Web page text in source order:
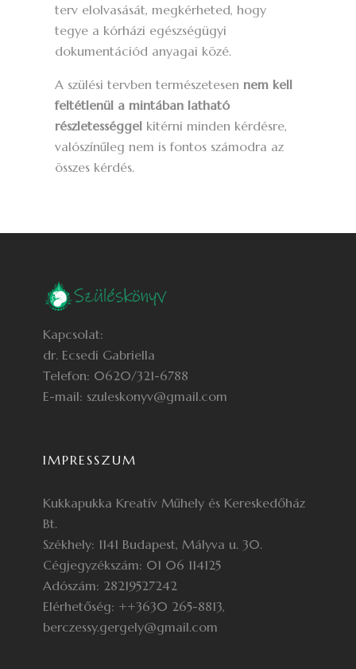
terv elolvasását, megkérheted, hogy
tegye a kórházi egészségügyi
dokumentációd anyagai közé.
A szülési tervben természetesen nem kell
feltétlenül a mintában latható
részletességgel kitérni minden kérdésre,
valószínűleg nem is fontos számodra az
összes kérdés.
Kapcsolat:
dr. Ecsedi Gabriella
Telefon: 0620/321-6788
E-mail: szuleskonyv@gmail.com
IMPRESSZUM
Kukkapukka Kreatív Műhely és Kereskedőház
Bt.
Székhely: 1141 Budapest, Mályva u. 30.
Cégjegyzékszám: 01 06 114125
Adószám: 28219527242
Elérhetőség: ++3630 265-8813,
berczessy.gergely@gmail.com